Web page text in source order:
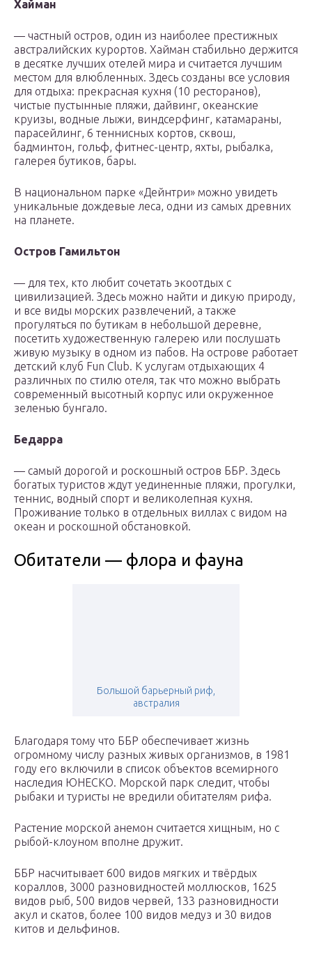
Хайман
— частный остров, один из наиболее престижных
австралийских курортов. Хайман стабильно держится
в десятке лучших отелей мира и считается лучшим
местом для влюбленных. Здесь созданы все условия
для отдыха: прекрасная кухня (10 ресторанов),
чистые пустынные пляжи, дайвинг, океанские
круизы, водные лыжи, виндсерфинг, катамараны,
парасейлинг, 6 теннисных кортов, сквош,
бадминтон, гольф, фитнес-центр, яхты, рыбалка,
галерея бутиков, бары.
В национальном парке «Дейнтри» можно увидеть
уникальные дождевые леса, одни из самых древних
на планете.
Остров Гамильтон
— для тех, кто любит сочетать экоотдых с
цивилизацией. Здесь можно найти и дикую природу,
и все виды морских развлечений, а также
прогуляться по бутикам в небольшой деревне,
посетить художественную галерею или послушать
живую музыку в одном из пабов. На острове работает
детский клуб Fun Club. К услугам отдыхающих 4
различных по стилю отеля, так что можно выбрать
современный высотный корпус или окруженное
зеленью бунгало.
Бедарра
— самый дорогой и роскошный остров ББР. Здесь
богатых туристов ждут уединенные пляжи, прогулки,
теннис, водный спорт и великолепная кухня.
Проживание только в отдельных виллах с видом на
океан и роскошной обстановкой.
Обитатели — флора и фауна
Большой барьерный риф,
австралия
Благодаря тому что ББР обеспечивает жизнь
огромному числу разных живых организмов, в 1981
году его включили в список объектов всемирного
наследия ЮНЕСКО. Морской парк следит, чтобы
рыбаки и туристы не вредили обитателям рифа.
Растение морской анемон считается хищным, но с
рыбой-клоуном вполне дружит.
ББР насчитывает 600 видов мягких и твёрдых
кораллов, 3000 разновидностей моллюсков, 1625
видов рыб, 500 видов червей, 133 разновидности
акул и скатов, более 100 видов медуз и 30 видов
китов и дельфинов.